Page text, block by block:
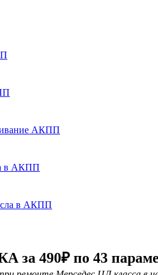
АКПП
в АКПП
в АКПП
490₽ по 43